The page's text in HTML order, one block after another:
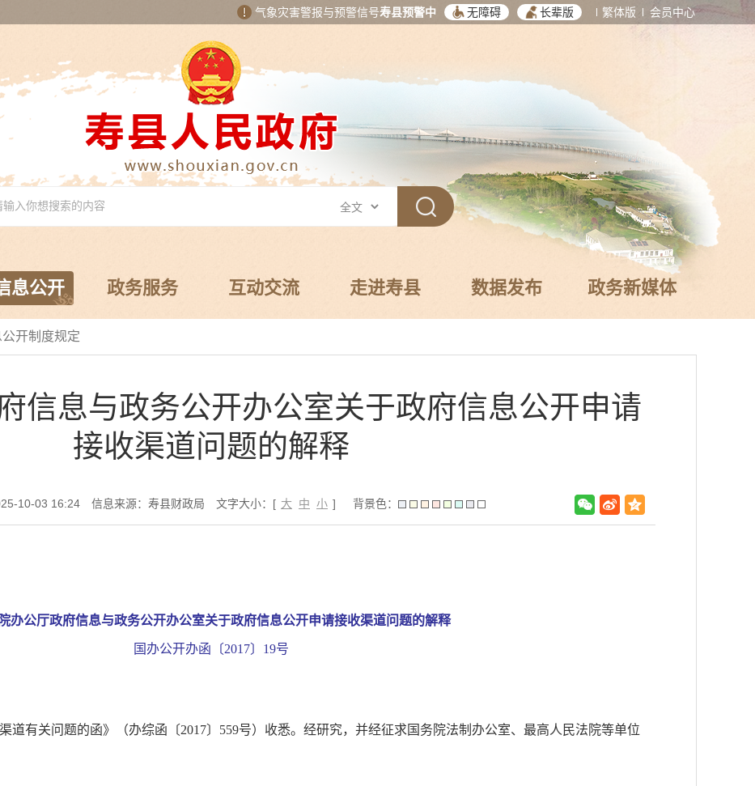
气象灾害警报与预警信号寿县预警中 无障碍 长辈版 繁体版 会员中心
息公开 政务服务 互动交流 走进寿县 数据发布 政务新媒体
开制度规定
信息与政务公开办公室关于政府信息公开申请
接收渠道问题的解释
10-03 16:24 信息来源：寿县财政局 文字大小：[ 大 中 小 ] 背景色：
办公厅政府信息与政务公开办公室关于政府信息公开申请接收渠道问题的解释
国办公开办函〔2017〕19号
道有关问题的函》（办综函〔2017〕559号）收悉。经研究，并经征求国务院法制办公室、最高人民法院等单位